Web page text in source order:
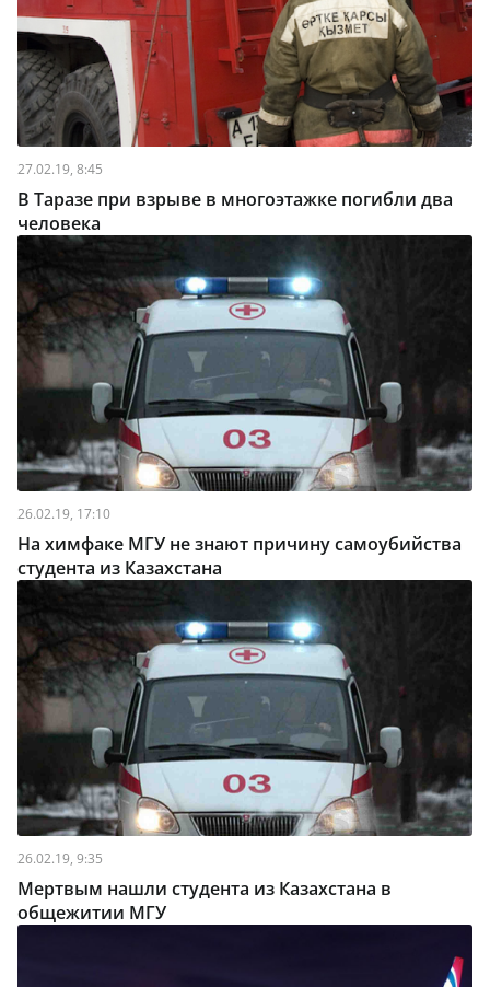
27.02.19, 8:45
В Таразе при взрыве в многоэтажке погибли два
человека
26.02.19, 17:10
На химфаке МГУ не знают причину самоубийства
студента из Казахстана
26.02.19, 9:35
Мертвым нашли студента из Казахстана в
общежитии МГУ